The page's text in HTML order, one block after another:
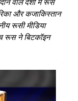
वाले देशों में रूस
और कजाकिस्तान
रूसी मीडिया
रूस ने बिटकॉइन